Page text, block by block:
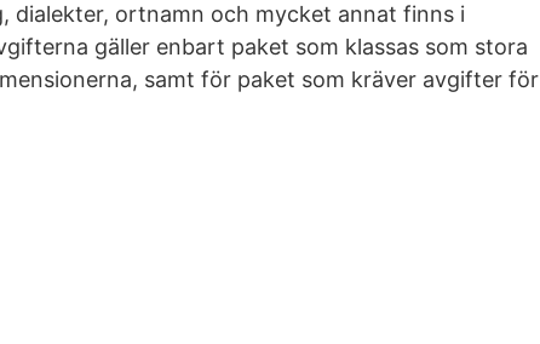
dialekter, ort­namn och mycket annat finns i
gäller enbart paket som klassas som stora
samt för paket som kräver avgifter för